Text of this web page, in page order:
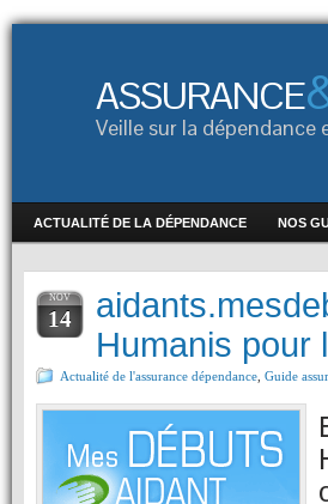
ASSURANCE
Veille sur la
ACTUALITÉ DE LA DÉPENDANCE NOS
NOV
14
Humanis pour
Actualité de l'assurance dépendance Guide